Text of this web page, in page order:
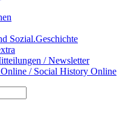
Sozial.Geschichte
/ Newsletter
/ Social History Online